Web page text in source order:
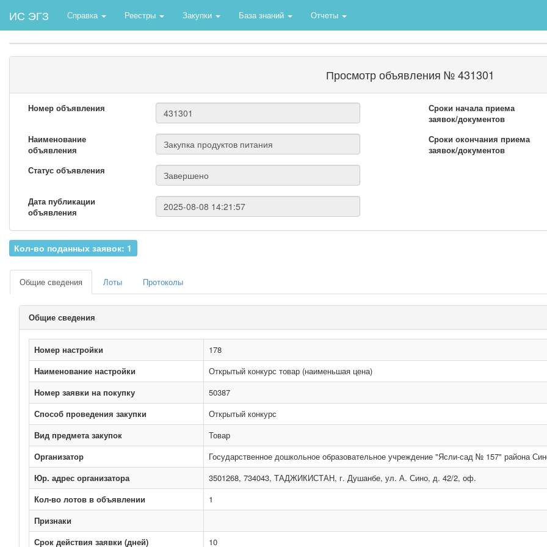
ИС ЭГЗ Справка Реестры Закупки База знаний Отчеты
Просмотр объявления № 431301
Номер объявления
Наименование
объявления
Статус объявления
Дата публикации
объявления
Сроки начала приема
заявок/документов
Сроки окончания приема
заявок/документов
Кол-во поданных заявок: 1
Общие сведения Лоты Протоколы
Общие сведения
Номер настройки
178
Наименование настройки
Открытый конкурс товар (наименьшая цена)
Номер заявки на покупку
50387
Способ проведения закупки
Открытый конкурс
Вид предмета закупок
Товар
Организатор
Государственное дошкольное образовательное учреждение "Ясли-сад № 157" района
Юр. адрес организатора
3501268, 734043, ТАДЖИКИСТАН, г. Душанбе, ул. А. Сино, д. 42/2, оф.
Кол-во лотов в объявлении
1
Признаки
Срок действия заявки (дней)
10